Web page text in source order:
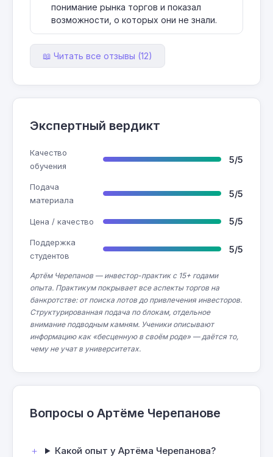
понимание рынка торгов и показал
возможности, о которых они не знали.
📖 Читать все отзывы (12)
Экспертный вердикт
Качество
обучения
5/5
Подача
материала
5/5
Цена / качество 5/5
Поддержка
студентов
5/5
Артём Черепанов — инвестор-практик с 15+ годами
опыта. Практикум покрывает все аспекты торгов на
банкротстве: от поиска лотов до привлечения инвесторов.
Структурированная подача по блокам, отдельное
внимание подводным камням. Ученики описывают
информацию как «бесценную в своём роде» — даётся то,
чему не учат в университетах.
Вопросы о Артёме Черепанове
Какой опыт у Артёма Черепанова?